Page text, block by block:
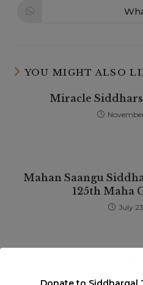
YOU MIGHT ALSO
Miracle Siddhars
Mahan Saangu
125th Maha
July